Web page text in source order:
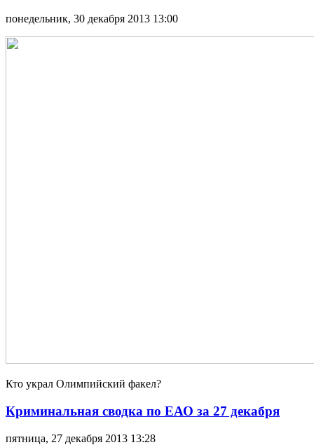
понедельник, 30 декабря 2013 13:00
Кто украл Олимпийский факел?
Криминальная сводка по ЕАО за 27 декабря
пятница, 27 декабря 2013 13:28